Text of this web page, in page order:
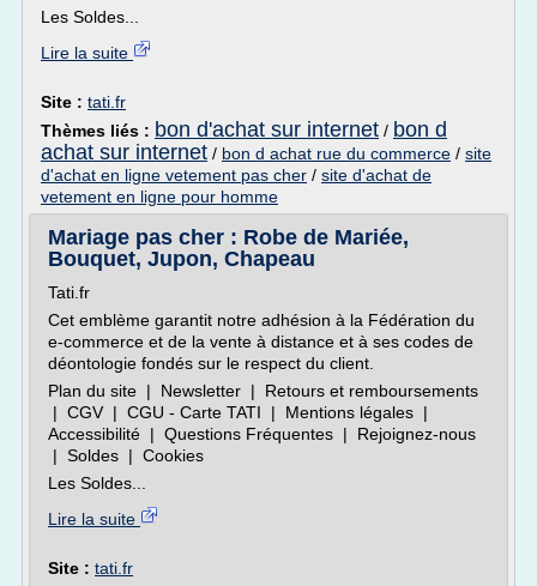
Les Soldes...
Lire la suite
Site : tati.fr
Thèmes liés : bon d'achat sur internet / bon d
achat sur internet / bon d achat rue du commerce / site
d'achat en ligne vetement pas cher / site d'achat de
vetement en ligne pour homme
Mariage pas cher : Robe de Mariée,
Bouquet, Jupon, Chapeau
Tati.fr
Cet emblème garantit notre adhésion à la Fédération du
e-commerce et de la vente à distance et à ses codes de
déontologie fondés sur le respect du client.
Plan du site | Newsletter | Retours et remboursements
| CGV | CGU - Carte TATI | Mentions légales |
Accessibilité | Questions Fréquentes | Rejoignez-nous
| Soldes | Cookies
Les Soldes...
Lire la suite
Site : tati.fr